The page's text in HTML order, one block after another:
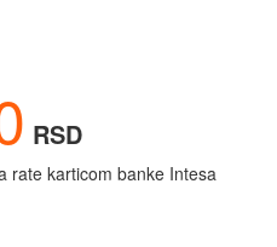
RSD
rate karticom banke Intesa